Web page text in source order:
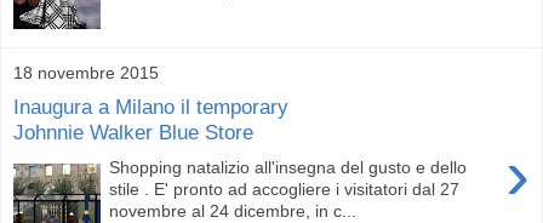
18 novembre 2015
Inaugura a Milano il temporary
Johnnie Walker Blue Store
›
Shopping natalizio all'insegna del gusto e dello
stile . E' pronto ad accogliere i visitatori dal 27
novembre al 24 dicembre, in c...